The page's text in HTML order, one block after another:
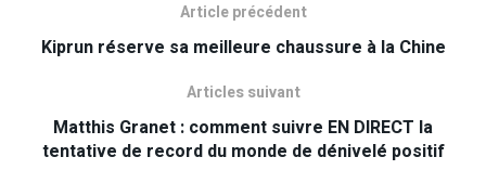
Article précédent
Kiprun réserve sa meilleure chaussure à la Chine
Articles suivant
Matthis Granet : comment suivre EN DIRECT la
tentative de record du monde de dénivelé positif